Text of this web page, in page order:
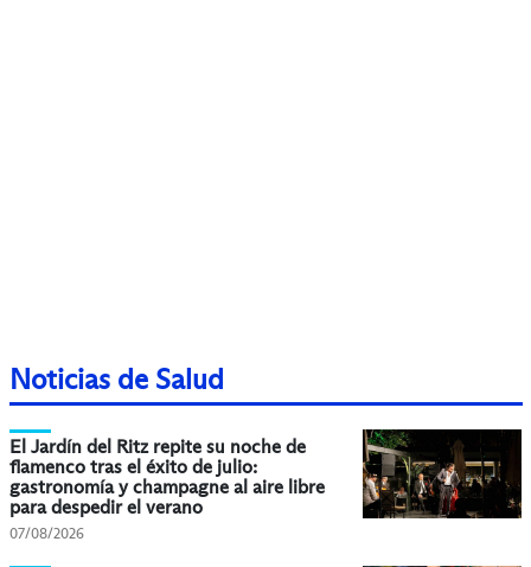
Noticias de Salud
El Jardín del Ritz repite su noche de
flamenco tras el éxito de julio:
gastronomía y champagne al aire libre
para despedir el verano
07/08/2026